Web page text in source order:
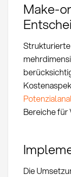
Make-
Bereiche
Die